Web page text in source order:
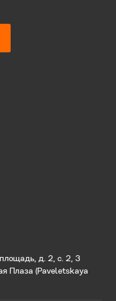
д. 2, с. 2, 3
Плаза (Paveletskaya